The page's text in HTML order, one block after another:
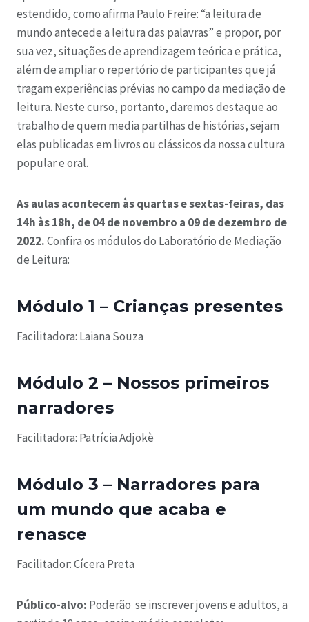
estendido, como afirma Paulo Freire: “a leitura de
mundo antecede a leitura das palavras” e propor, por
sua vez, situações de aprendizagem teórica e prática,
além de ampliar o repertório de participantes que já
tragam experiências prévias no campo da mediação de
leitura. Neste curso, portanto, daremos destaque ao
trabalho de quem media partilhas de histórias, sejam
elas publicadas em livros ou clássicos da nossa cultura
popular e oral.
As aulas acontecem às quartas e sextas-feiras, das
14h às 18h, de 04 de novembro a 09 de dezembro de
2022.Confira os módulos do Laboratório de Mediação
de Leitura:
Módulo 1 – Crianças presentes
Facilitadora: Laiana Souza
Módulo 2 – Nossos primeiros
narradores
Facilitadora: Patrícia Adjokè
Módulo 3 – Narradores para
um mundo que acaba e
renasce
Facilitador: Cícera Preta
Público-alvo: Poderão se inscrever jovens e adultos, a